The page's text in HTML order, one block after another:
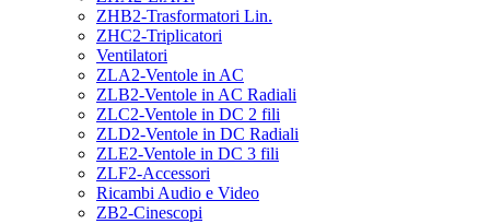
ZHB2-Trasformatori Lin.
ZHC2-Triplicatori
Ventilatori
ZLA2-Ventole in AC
ZLB2-Ventole in AC Radiali
ZLC2-Ventole in DC 2 fili
ZLD2-Ventole in DC Radiali
ZLE2-Ventole in DC 3 fili
ZLF2-Accessori
Ricambi Audio e Video
ZB2-Cinescopi